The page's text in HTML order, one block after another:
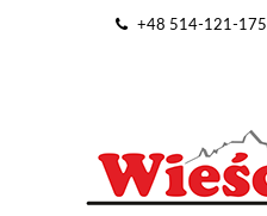
+48 514-121-175